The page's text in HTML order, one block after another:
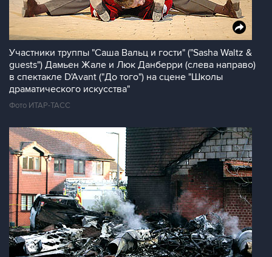
Участники труппы "Саша Вальц и гости" ("Sasha Waltz &
guests") Дамьен Жале и Люк Данберри (слева направо)
в спектакле D'Avant ("До того") на сцене "Школы
драматического искусства"
Фото ИТАР-ТАСС